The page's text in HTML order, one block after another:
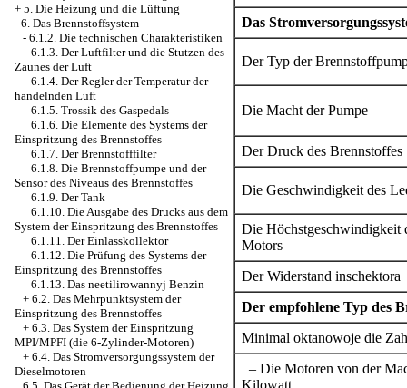
+ 5. Die Heizung und die Lüftung
- 6. Das Brennstoffsystem
- 6.1.2. Die technischen Charakteristiken
6.1.3. Der Luftfilter und die Stutzen des
Zaunes der Luft
6.1.4. Der Regler der Temperatur der
handelnden Luft
6.1.5. Trossik des Gaspedals
6.1.6. Die Elemente des Systems der
Einspritzung des Brennstoffes
6.1.7. Der Brennstofffilter
6.1.8. Die Brennstoffpumpe und der
Sensor des Niveaus des Brennstoffes
6.1.9. Der Tank
6.1.10. Die Ausgabe des Drucks aus dem
System der Einspritzung des Brennstoffes
6.1.11. Der Einlasskollektor
6.1.12. Die Prüfung des Systems der
Einspritzung des Brennstoffes
6.1.13. Das neetilirowannyj Benzin
+ 6.2. Das Mehrpunktsystem der
Einspritzung des Brennstoffes
+ 6.3. Das System der Einspritzung
MPI/MPFI (die 6-Zylinder-Motoren)
+ 6.4. Das Stromversorgungssystem der
Dieselmotoren
Das
Der Typ der
Die Macht der Pumpe
Der Druck des Brennstoffes
Die Geschwindigkeit des
Die Höchstgeschwindigkeit
Motors
Der Widerstand inschektora
Der empfohlene Typ des
Minimal oktanowoje die
– Die Motoren von der
Kilowatt